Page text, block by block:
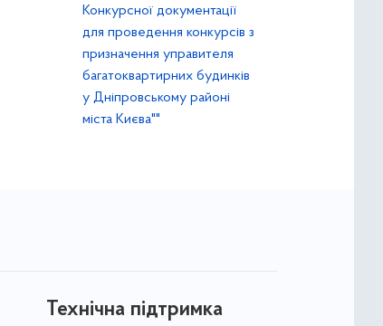
Конкурсної документації
для проведення конкурсів з
призначення управителя
багатоквартирних будинків
у Дніпровському районі
міста Києва""
Технічна підтримка